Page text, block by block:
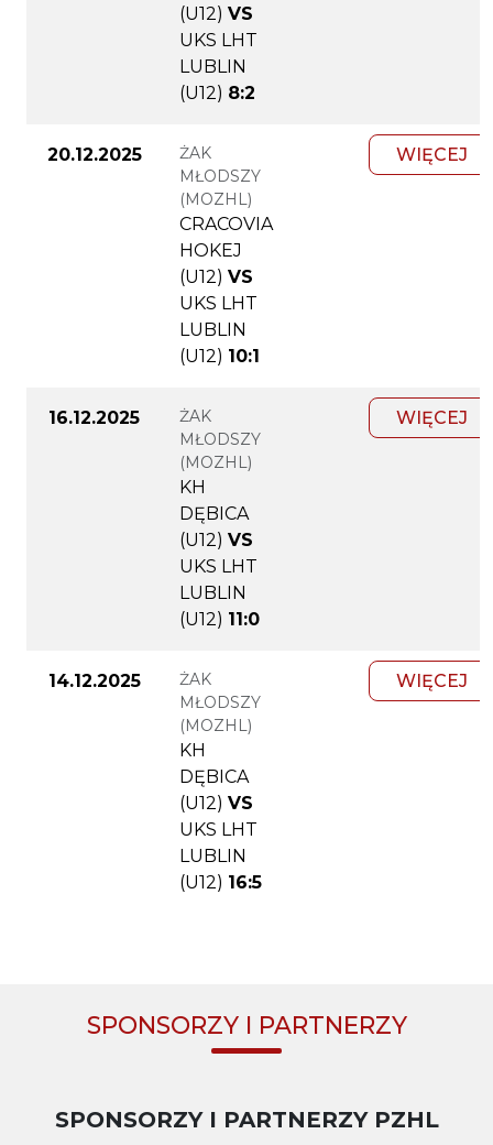
(U12) VS
UKS LHT
LUBLIN
(U12) 8:2
20.12.2025
ŻAK
MŁODSZY
(MOZHL)
CRACOVIA
HOKEJ
(U12) VS
UKS LHT
LUBLIN
(U12) 10:1
WIĘCEJ
16.12.2025
ŻAK
MŁODSZY
(MOZHL)
KH
DĘBICA
(U12) VS
UKS LHT
LUBLIN
(U12) 11:0
WIĘCEJ
14.12.2025
ŻAK
MŁODSZY
(MOZHL)
KH
DĘBICA
(U12) VS
UKS LHT
LUBLIN
(U12) 16:5
WIĘCEJ
SPONSORZY I PARTNERZY
SPONSORZY I PARTNERZY PZHL